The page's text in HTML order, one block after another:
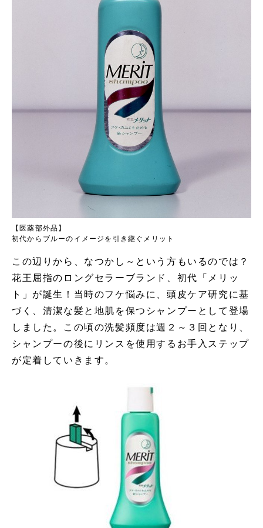
【医薬部外品】
初代からブルーのイメージを引き継ぐメリット
この辺りから、なつかし～という方もいるのでは？
花王屈指のロングセラーブランド、初代「メリッ
ト」が誕生！当時のフケ悩みに、頭皮ケア研究に基
づく、清潔な髪と地肌を保つシャンプーとして登場
しました。この頃の洗髪頻度は週２～３回となり、
シャンプーの後にリンスを使用するお手入ステップ
が定着していきます。